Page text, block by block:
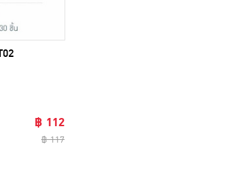
฿ 112
฿ 117